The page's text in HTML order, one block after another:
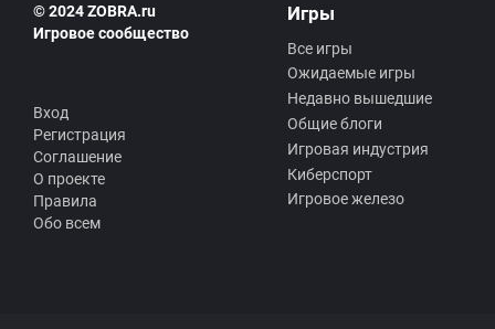
© 2024 ZOBRA.ru
Игровое сообщество
Вход
Регистрация
Соглашение
О проекте
Правила
Обо всем
Игры
Все игры
Ожидаемые игры
Недавно вышедшие
Общие блоги
Игровая индустрия
Киберспорт
Игровое железо